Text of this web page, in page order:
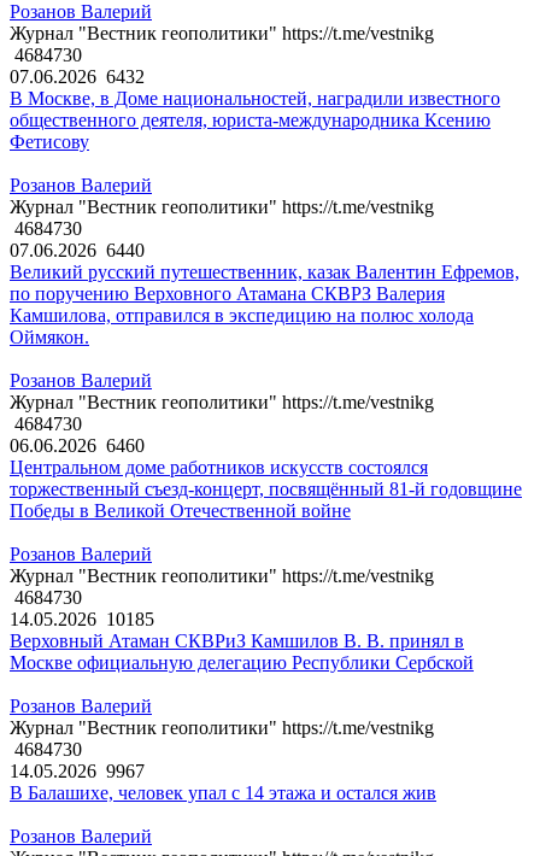
Розанов Валерий
Журнал "Вестник геополитики" https://t.me/vestnikg
4684730
07.06.2026 6432
В Москве, в Доме национальностей, наградили известного
общественного деятеля, юриста-международника Ксению
Фетисову
Розанов Валерий
Журнал "Вестник геополитики" https://t.me/vestnikg
4684730
07.06.2026 6440
Великий русский путешественник, казак Валентин Ефремов,
по поручению Верховного Атамана СКВРЗ Валерия
Камшилова, отправился в экспедицию на полюс холода
Оймякон.
Розанов Валерий
Журнал "Вестник геополитики" https://t.me/vestnikg
4684730
06.06.2026 6460
Центральном доме работников искусств состоялся
торжественный съезд-концерт, посвящённый 81-й годовщине
Победы в Великой Отечественной войне
Розанов Валерий
Журнал "Вестник геополитики" https://t.me/vestnikg
4684730
14.05.2026 10185
Верховный Атаман СКВРиЗ Камшилов В. В. принял в
Москве официальную делегацию Республики Сербской
Розанов Валерий
Журнал "Вестник геополитики" https://t.me/vestnikg
4684730
14.05.2026 9967
В Балашихе, человек упал с 14 этажа и остался жив
Розанов Валерий